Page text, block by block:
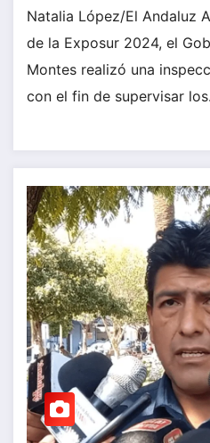
Natalia López/El Andaluz
de la Exposur 2024, el
Montes realizó una
con el fin de supervisar